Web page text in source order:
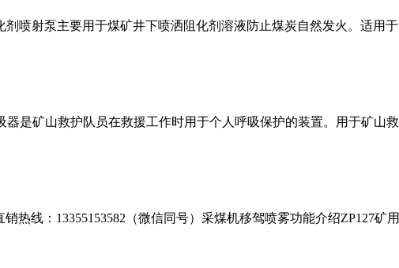
剂喷射泵主要用于煤矿井下喷洒阻化剂溶液防止煤炭自然发火。适用于
是矿山救护队员在救援工作时用于个人呼吸保护的装置。用于矿山救
热线：13355153582（微信同号）采煤机移驾喷雾功能介绍ZP127矿用